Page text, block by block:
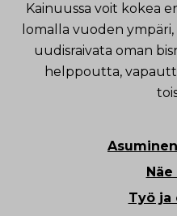
Kainuussa voit kokea
lomalla vuoden
uudisraivata oman
helppoutta,
Työ ja